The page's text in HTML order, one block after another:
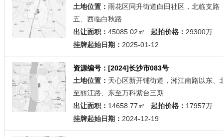
土地位置： 雨花区同升街道白田社区，北临支路
五、西临白秋路
出让面积： 45085.02㎡ 起拍价格： 29300万
挂牌起始日期： 2025-01-12
资源编号：[2024]长沙市083号
土地位置： 天心区新开铺街道，湘江南路以东、
至丽江路、东至万科紫台三期
出让面积： 14658.77㎡ 起拍价格： 17957万
挂牌起始日期： 2024-12-19